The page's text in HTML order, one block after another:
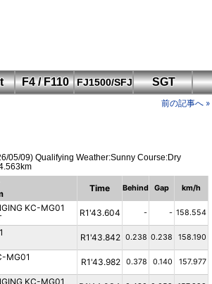
F4 / F110
FJ1500/SFJ SGT
前の記事へ »
05/09) Qualifying Weather:Sunny Course:Dry
Time Behind Gap km/h
KC-MG01
R1'43.604 - - 158.554
R1'43.842 0.238 0.238 158.190
MG01
R1'43.982 0.378 0.140 157.977
KC-MG01